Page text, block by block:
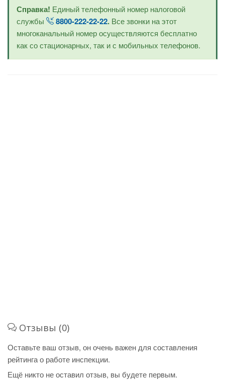
Справка! Единый телефонный номер налоговой
службы
8800-222-22-22. Все звонки на этот
многоканальный номер осуществляются бесплатно
как со стационарных, так и с мобильных телефонов.
Отзывы (0)
Оставьте ваш отзыв, он очень важен для составления
рейтинга о работе инспекции.
Ещё никто не оставил отзыв, вы будете первым.